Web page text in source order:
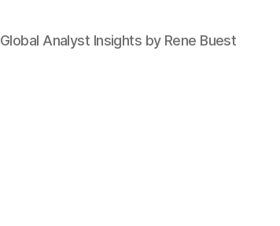
Global Analyst Insights by Rene Buest